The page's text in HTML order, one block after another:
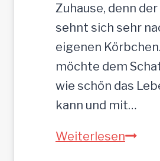
Zuhause, denn
sehnt sich sehr
eigenen
möchte dem
wie schön das
kann und mit…
WeiterlesenZEUS